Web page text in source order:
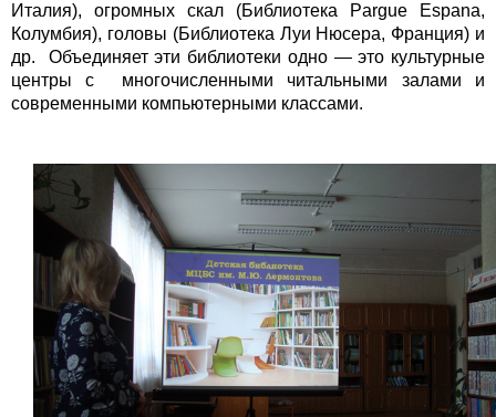
Италия), огромных скал (Библиотека Pargue Espana,
Колумбия), головы (Библиотека Луи Нюсера, Франция) и
др. Объединяет эти библиотеки одно — это культурные
центры с многочисленными читальными залами и
современными компьютерными классами.